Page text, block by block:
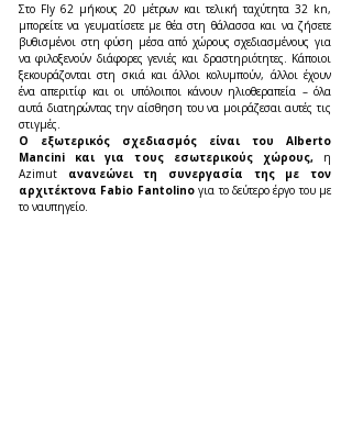
Στο Fly 62 μήκους 20 μέτρων και τελική ταχύτητα 32 kn,
μπορείτε να γευματίσετε με θέα στη θάλασσα και να ζήσετε
βυθισμένοι στη φύση μέσα από χώρους σχεδιασμένους για
να φιλοξενούν διάφορες γενιές και δραστηριότητες. Κάποιοι
ξεκουράζονται στη σκιά και άλλοι κολυμπούν, άλλοι έχουν
ένα απεριτίφ και οι υπόλοιποι κάνουν ηλιοθεραπεία – όλα
αυτά διατηρώντας την αίσθηση του να μοιράζεσαι αυτές τις
στιγμές.
Ο εξωτερικός σχεδιασμός είναι του Alberto
Mancini και για τους εσωτερικούς χώρους, η
Azimut ανανεώνει τη συνεργασία της με τον
αρχιτέκτονα Fabio Fantolino για το δεύτερο έργο του με
το ναυπηγείο.